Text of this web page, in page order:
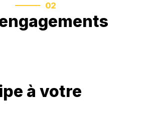
02
à votre